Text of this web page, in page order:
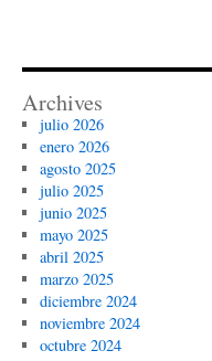
Archives
julio 2026
enero 2026
agosto 2025
julio 2025
junio 2025
mayo 2025
abril 2025
marzo 2025
diciembre 2024
noviembre 2024
octubre 2024